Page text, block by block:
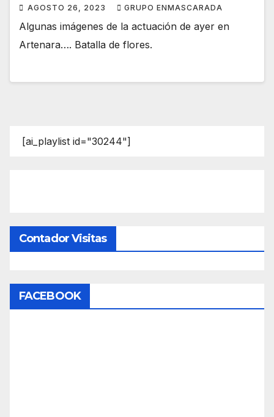
AGOSTO 26, 2023 GRUPO ENMASCARADA
Algunas imágenes de la actuación de ayer en
Artenara…. Batalla de flores.
[ai_playlist id="30244"]
Contador Visitas
FACEBOOK